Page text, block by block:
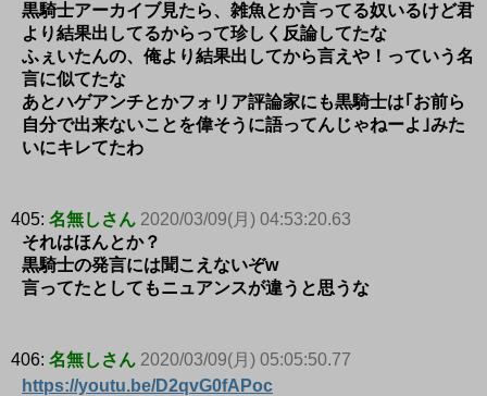
黒騎士アーカイブ見たら、雑魚とか言ってる奴いるけど君
より結果出してるからって珍しく反論してたな
ふぇいたんの、俺より結果出してから言えや！っていう名
言に似てたな
あとハゲアンチとかフォリア評論家にも黒騎士は｢お前ら
自分で出来ないことを偉そうに語ってんじゃねーよ｣みた
いにキレてたわ
405: 名無しさん 2020/03/09(月) 04:53:20.63
それはほんとか？
黒騎士の発言には聞こえないぞw
言ってたとしてもニュアンスが違うと思うな
406: 名無しさん 2020/03/09(月) 05:05:50.77
https://youtu.be/D2qvG0fAPoc